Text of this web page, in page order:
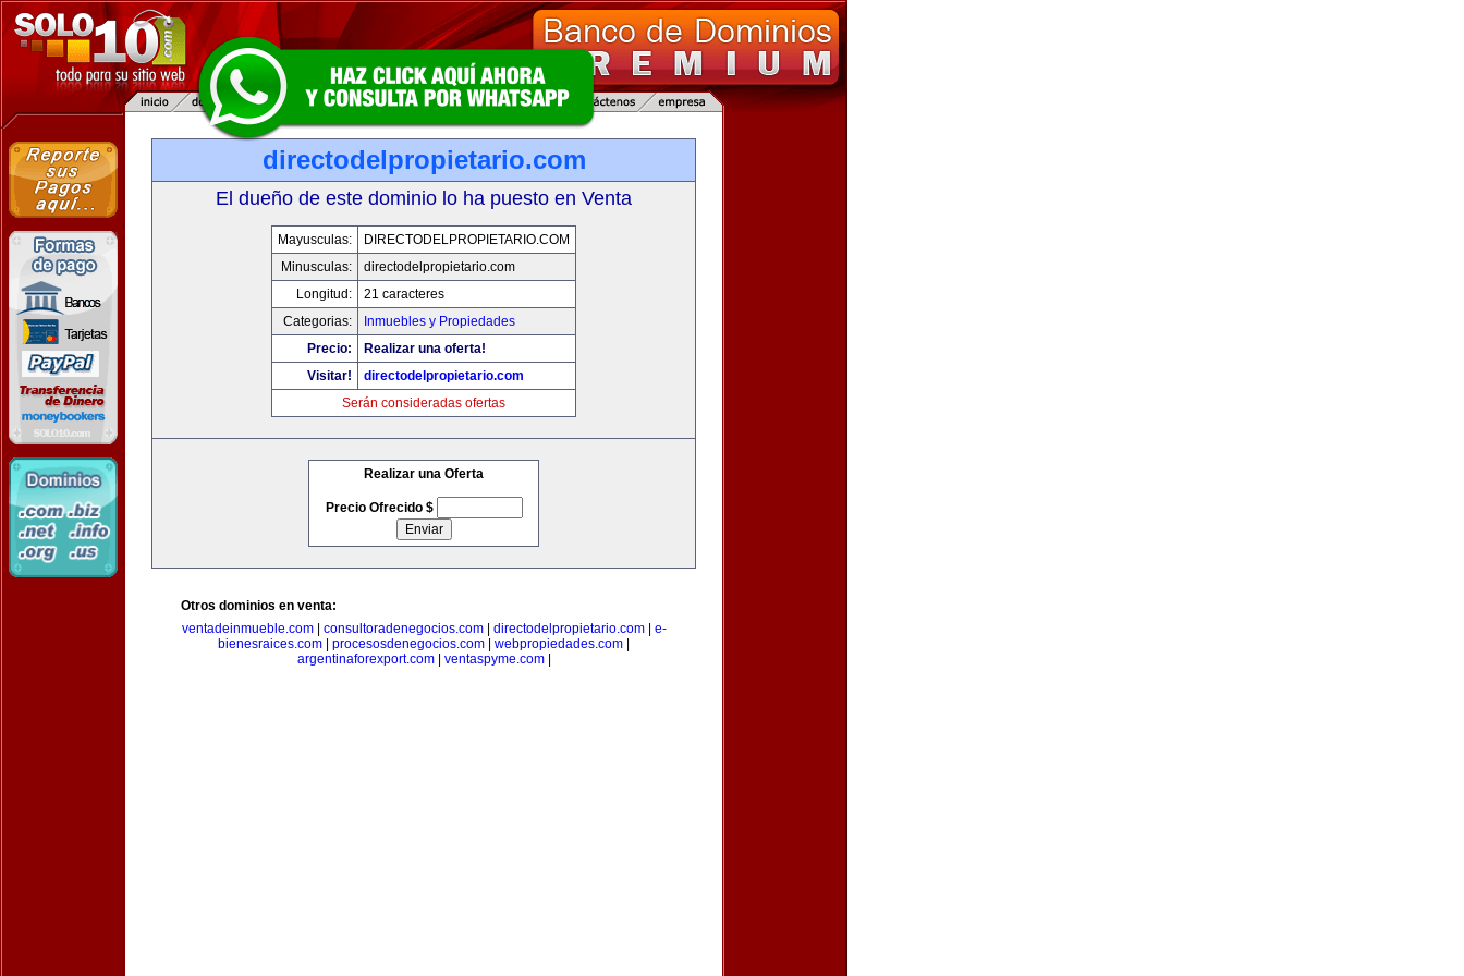
directodelpropietario.com
El dueño de este dominio lo ha puesto en Venta
Mayusculas:
DIRECTODELPROPIETARIO.COM
Minusculas:
directodelpropietario.com
Longitud:
21 caracteres
Categorias:
Inmuebles y Propiedades
Precio:
Realizar una oferta!
Visitar!
directodelpropietario.com
Serán consideradas ofertas
Realizar una Oferta
Precio Ofrecido $
Otros dominios en venta:
ventadeinmueble.com| consultoradenegocios.com| directodelpropietario.com| e-
bienesraices.com
procesosdenegocios.com webpropiedades.com
argentinaforexport.com| ventaspyme.com|